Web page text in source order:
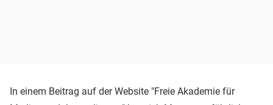
In einem Beitrag auf der Website "Freie Akademie für